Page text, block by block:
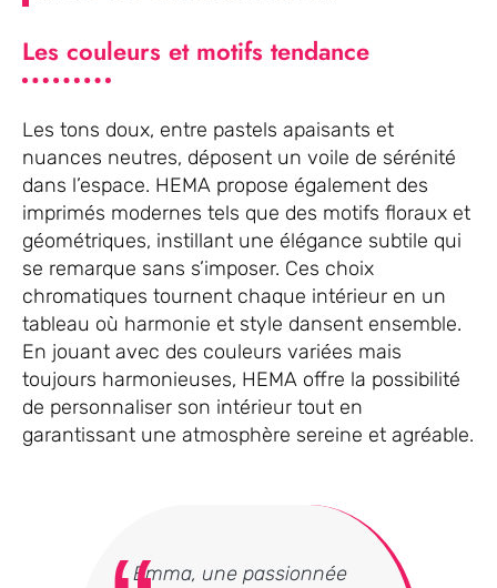
Les couleurs et motifs tendance
Les tons doux, entre pastels apaisants et
nuances neutres, déposent un voile de sérénité
dans l’espace. HEMA propose également des
imprimés modernes tels que des motifs floraux et
géométriques, instillant une élégance subtile qui
se remarque sans s’imposer. Ces choix
chromatiques tournent chaque intérieur en un
tableau où harmonie et style dansent ensemble.
En jouant avec des couleurs variées mais
toujours harmonieuses, HEMA offre la possibilité
de personnaliser son intérieur tout en
garantissant une atmosphère sereine et agréable.
Emma, une passionnée